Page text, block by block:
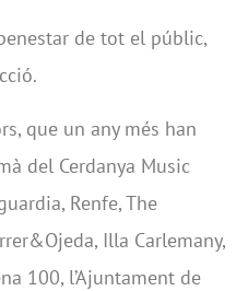
de tot el públic,
que un any més han
del Cerdanya Music
Renfe, The
Illa Carlemany,
100, l’Ajuntament de